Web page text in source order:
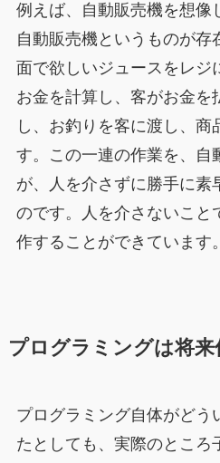
例えば、自動販売機を想像
自動販売機というものが存
面で欲しいジュースをレジ
お金を計算し、客がお金を
し、お釣りを客に渡し、商
す。この一連の作業を、自
が、人を介さずに勝手に素
のです。人を介さないこと
作することができています。
プログラミングは将来
プログラミング自体がどう
たとしても、実際のところ